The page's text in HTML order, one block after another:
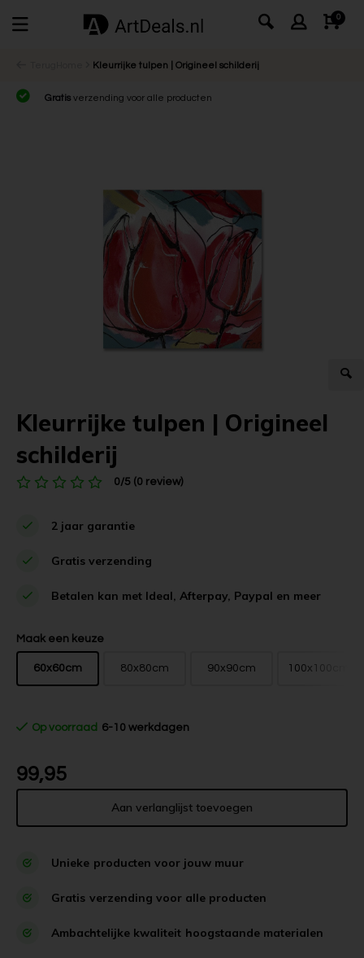
0
Kleurrijke tulpen | Origineel schilderij
Gratis verzending voor alle producten
Kleurrijke tulpen | Origineel
schilderij
0/5 (0 review)
2 jaar garantie
Gratis verzending
Betalen kan met Ideal, Afterpay, Paypal en meer
Maak een keuze
60x60cm 80x80cm 90x90cm 100x100cm
Op voorraad 6-10 werkdagen
99,95
Aan verlanglijst toevoegen
Unieke producten voor jouw muur
Gratis verzending voor alle producten
Ambachtelijke kwaliteit hoogstaande materialen